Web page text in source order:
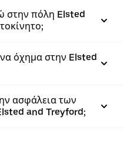
στην πόλη Elsted
όχημα στην Elsted
ασφάλεια των
and Treyford;